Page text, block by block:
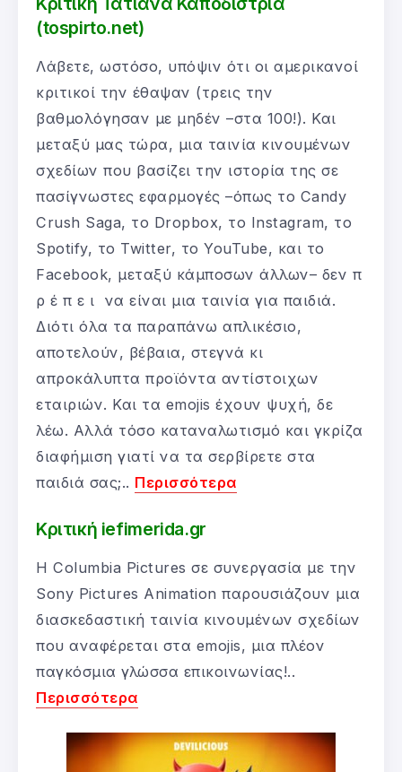
(tospirto.net)
Λάβετε, ωστόσο, υπόψιν ότι οι αμερικανοί
κριτικοί την έθαψαν (τρεις την
βαθμολόγησαν με μηδέν –στα 100!). Και
μεταξύ μας τώρα, μια ταινία κινουμένων
σχεδίων που βασίζει την ιστορία της σε
πασίγνωστες εφαρμογές –όπως το Candy
Crush Saga, το Dropbox, το Instagram, το
Spotify, το Twitter, το YouTube, και το
Facebook, μεταξύ κάμποσων άλλων– δεν π
ρ έ π ε ι να είναι μια ταινία για παιδιά.
Διότι όλα τα παραπάνω απλικέσιο,
αποτελούν, βέβαια, στεγνά κι
απροκάλυπτα προϊόντα αντίστοιχων
εταιριών. Και τα emojis έχουν ψυχή, δε
λέω. Αλλά τόσο καταναλωτισμό και γκρίζα
διαφήμιση γιατί να τα σερβίρετε στα
παιδιά σας;.. Περισσότερα
Κριτική iefimerida.gr
Η Columbia Pictures σε συνεργασία με την
Sony Pictures Animation παρουσιάζουν μια
διασκεδαστική ταινία κινουμένων σχεδίων
που αναφέρεται στα emojis, μια πλέον
παγκόσμια γλώσσα επικοινωνίας!..
Περισσότερα